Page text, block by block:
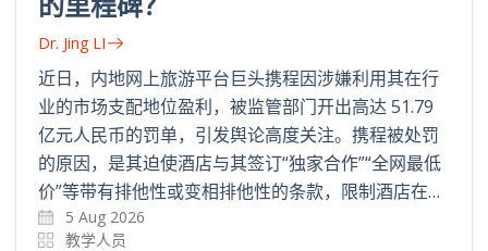
Dr. Jing LI
近日，内地网上旅游平台巨头携程因涉嫌利用其在行
业的市场支配地位盈利，被监管部门开出高达 51.79
亿元人民币的罚单，引发舆论高度关注。携程被处罚
的原因，是其迫使酒店与其签订“独家合作”“全网最低
价”等带有排他性或变相排他性的条款，限制酒店在…
5 Aug 2026
教学人员